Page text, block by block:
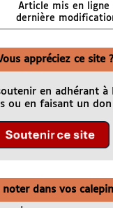
Article mis en ligne
dernière
appréciez ce site ?
en adhérant à
ou en faisant un
noter dans vos